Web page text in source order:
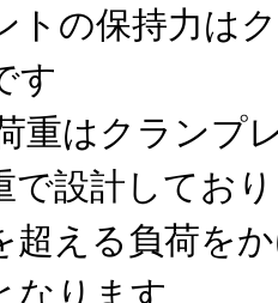
トの保持力は
す
重はクランプ
で設計してお
超える負荷を